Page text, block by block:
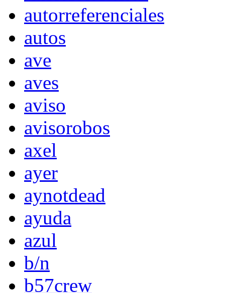
autorreferenciales
autos
ave
aves
aviso
avisorobos
axel
ayer
aynotdead
ayuda
azul
b/n
b57crew